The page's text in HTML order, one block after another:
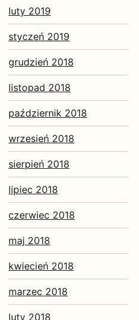
luty 2019
styczeń 2019
grudzień 2018
listopad 2018
październik 2018
wrzesień 2018
sierpień 2018
lipiec 2018
czerwiec 2018
maj 2018
kwiecień 2018
marzec 2018
luty 2018